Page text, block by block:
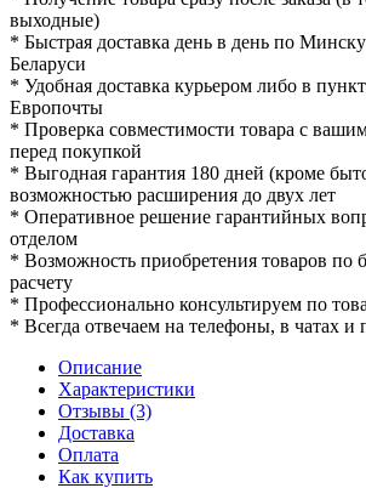
выходные)
* Быстрая доставка день в день по
Беларуси
* Удобная доставка курьером либо в
Европочты
* Проверка совместимости товара с
перед покупкой
* Выгодная гарантия 180 дней (кроме
возможностью расширения до двух лет
* Оперативное решение гарантийных
отделом
* Возможность приобретения товаров по
расчету
* Профессионально консультируем по
* Всегда отвечаем на телефоны, в чатах и
Описание
Характеристики
Отзывы (3)
Доставка
Оплата
Как купить